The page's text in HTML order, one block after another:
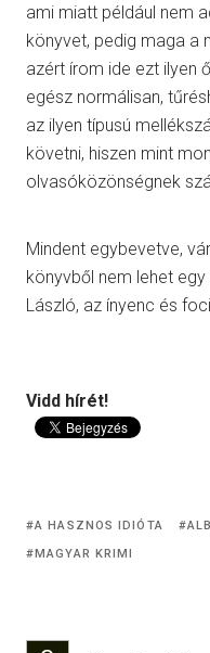
ami miatt például nem
könyvet, pedig maga a
azért írom ide ezt ilyen
egész normálisan,
az ilyen típusú
követni, hiszen mint
olvasóközönségnek
Mindent egybevetve,
könyvből nem lehet
László, az ínyenc és
Vidd hírét!
A HASZNOS IDIÓTA
MAGYAR KRIMI